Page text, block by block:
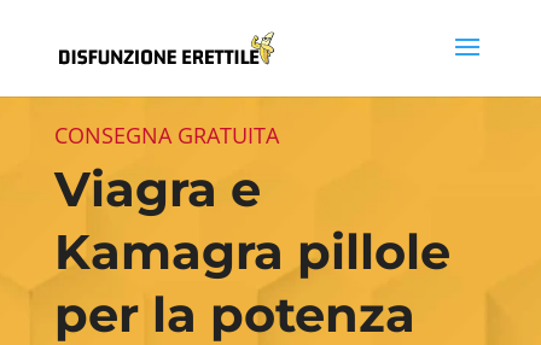
CONSEGNA GRATUITA
Viagra e
Kamagra pillole
per la potenza